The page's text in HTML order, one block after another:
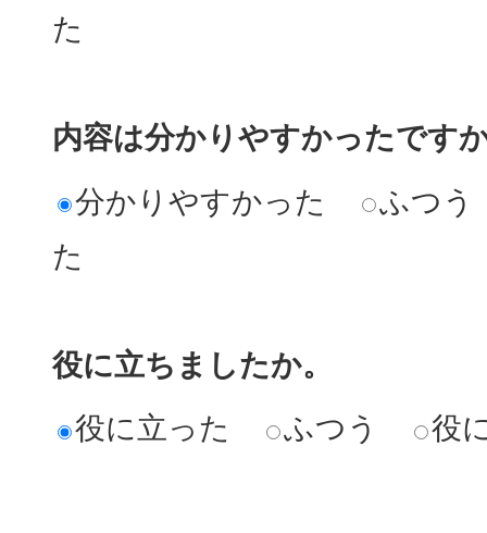
た
内容は分かりやすかったです
分かりやすかった
ふつう
た
役に立ちましたか。
役に立った
ふつう 役